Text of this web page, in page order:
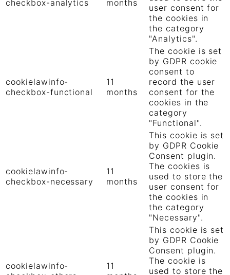
checkbox-analytics months
user consent for
the cookies in
the category
"Analytics".
cookielawinfo-
checkbox-functional
11
months
The cookie is set
by GDPR cookie
consent to
record the user
consent for the
cookies in the
category
"Functional".
cookielawinfo-
checkbox-necessary
11
months
This cookie is set
by GDPR Cookie
Consent plugin.
The cookies is
used to store the
user consent for
the cookies in
the category
"Necessary".
cookielawinfo-
11
This cookie is set
by GDPR Cookie
Consent plugin.
The cookie is
used to store the